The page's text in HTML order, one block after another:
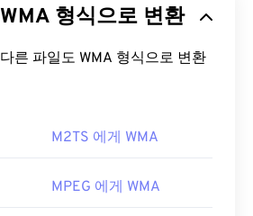
떻게 여나요?
본 플레이어는 Windows Media
않은 고품질 파일이므로 음악
WAV 파일이 원활하게 작동하는
디오 코덱이자 오디오 형식입니
등 여러 업데이트 버전을 거치
WMA는 Microsoft가 중단한
어떻게 여나요?
핵심 구성 요소인Windows Media
다른 파일을 WMA 형식으로 변환
형식으로 변환
M2TS 에게 WMA
MPEG 에게 WMA